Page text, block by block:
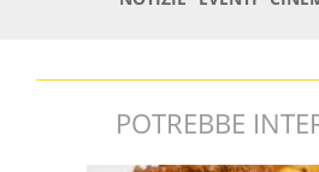
POTREBBE